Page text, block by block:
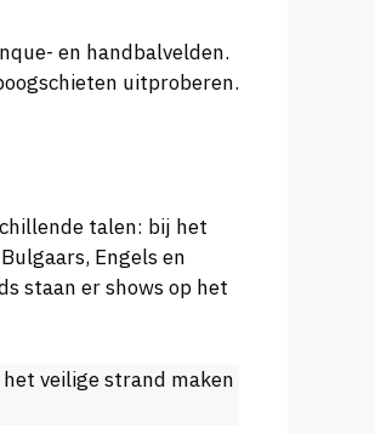
en handbalvelden.
uitproberen.
talen: bij het
Engels en
staan er shows op het
veilige strand maken